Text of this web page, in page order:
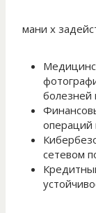
мани х
болезней
операций
сетевом